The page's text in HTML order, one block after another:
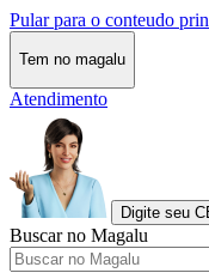
Pular para o conteudo
Tem no magalu
Atendimento
Digite seu
Buscar no Magalu